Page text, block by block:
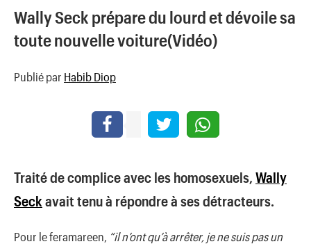
Wally Seck prépare du lourd et dévoile sa
toute nouvelle voiture(Vidéo)
Publié par Habib Diop
Traité de complice avec les homosexuels, Wally
Seck avait tenu à répondre à ses détracteurs.
Pour le feramareen, “il n’ont qu’à arrêter, je ne suis pas un